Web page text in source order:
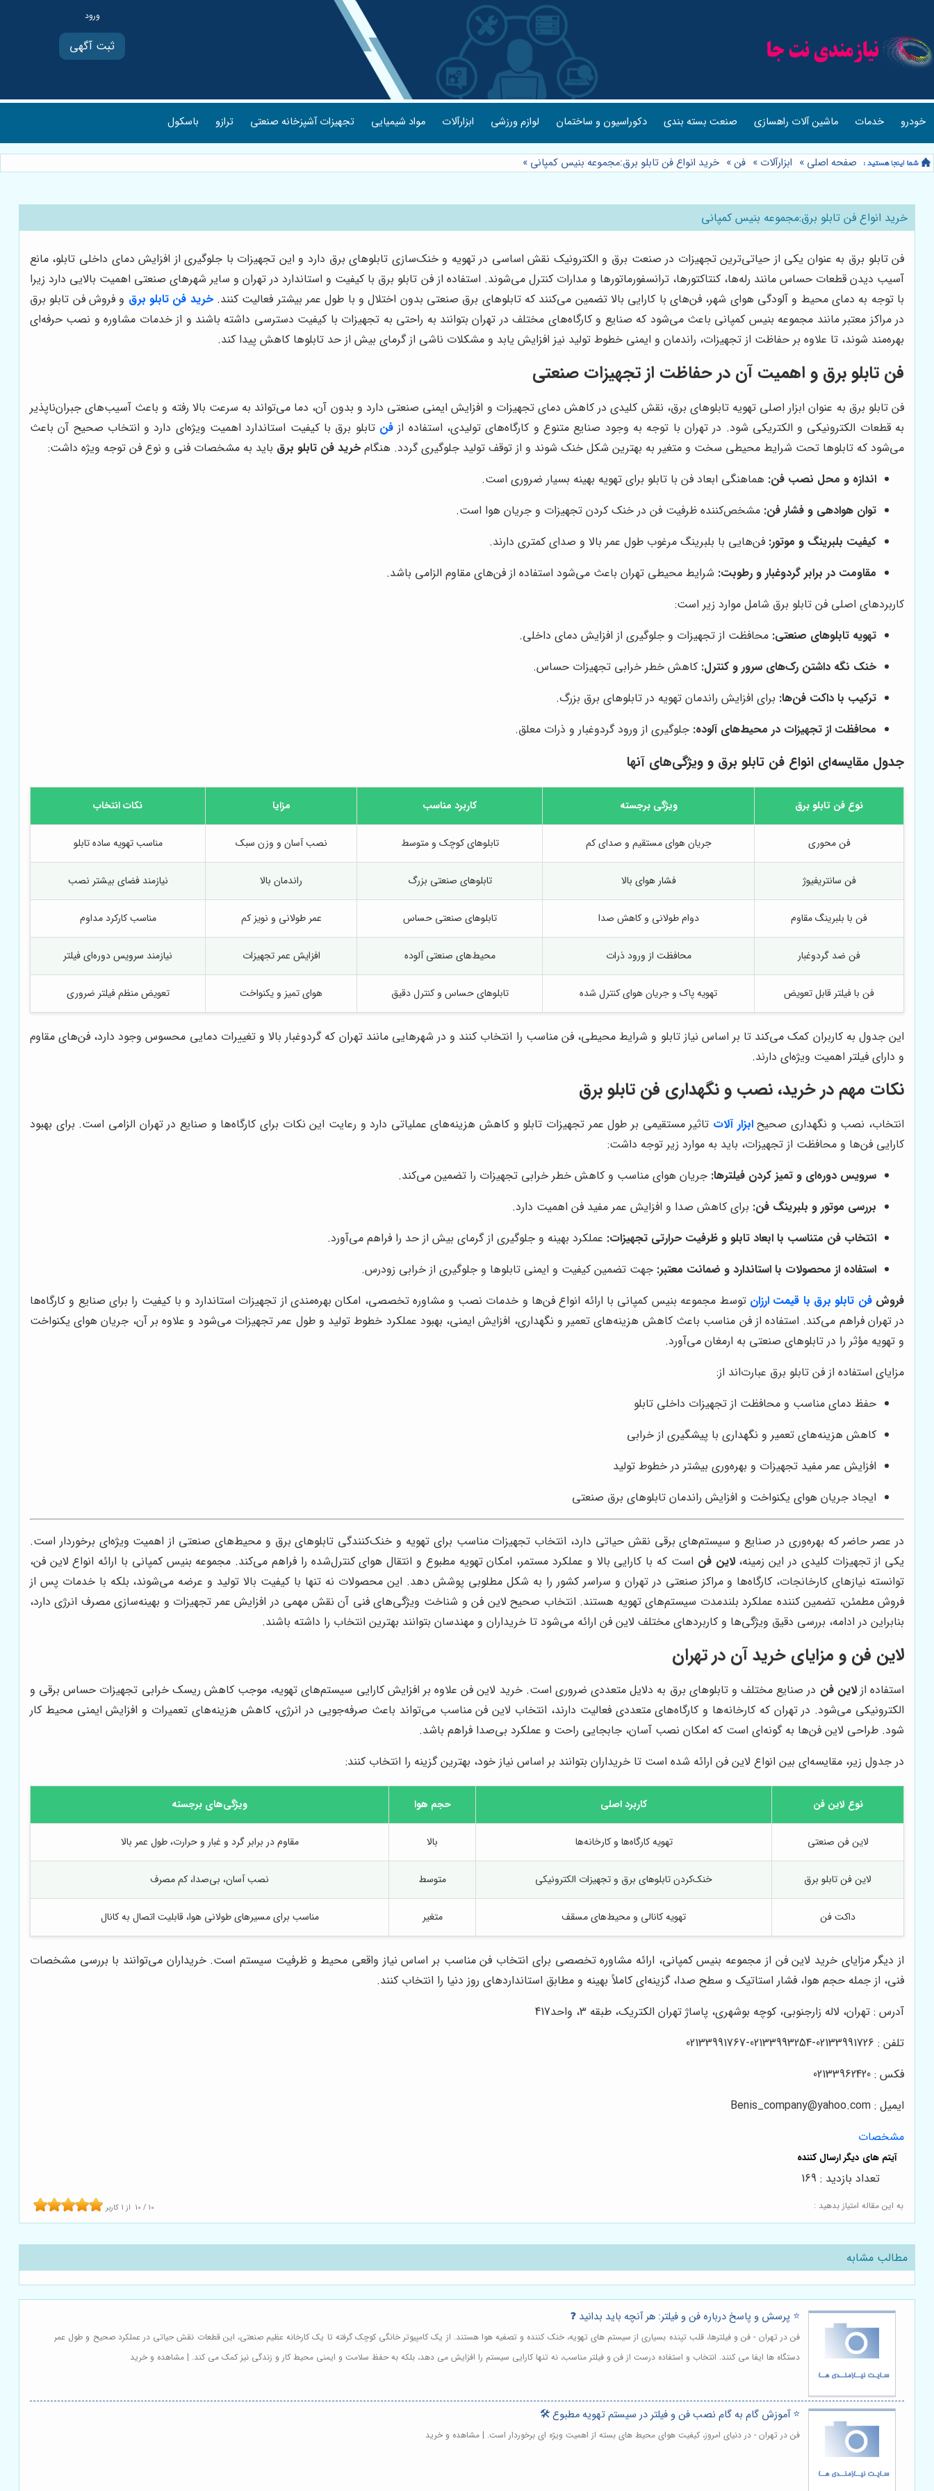
ثبت آگهی
خودرو خدمات ماشین آلات راهسازی صنعت بسته بندی دکوراسیون و ساختمان لوازم ورزشی ابزارآلات مواد شیمیایی تجهیزات آشپزخانه صنعتی ترازو باسکول
صفحه اصلی » ابزارآلات » فن» خرید انواع فن تابلو برق:مجموعه بنیس کمپانی »
خرید انواع فن تابلو برق:مجموعه بنیس کمپانی
فن تابلو برق به عنوان یکی از حیاتی‌ترین تجهیزات در صنعت برق و الکترونیک نقش اساسی در تهویه و خنک‌سازی تابلوهای برق دارد و این تجهیزات با جلوگیری از افزایش دمای داخلی تابلو، مانع
آسیب دیدن قطعات حساس مانند رله‌ها، کنتاکتورها، ترانسفورماتورها و مدارات کنترل می‌شوند. استفاده از فن تابلو برق با کیفیت و استاندارد در تهران و سایر شهرهای صنعتی اهمیت بالایی دارد زیرا
با توجه به دمای محیط و آلودگی هوای شهر، فن‌های با کارایی بالا تضمین می‌کنند که تابلوهای برق صنعتی بدون اختلال و با طول عمر بیشتر فعالیت کنند.خرید فن تابلو برق و فروش فن تابلو برق
در مراکز معتبر مانند مجموعه بنیس کمپانی باعث می‌شود که صنایع و کارگاه‌های مختلف در تهران بتوانند به راحتی به تجهیزات با کیفیت دسترسی داشته باشند و از خدمات مشاوره و نصب حرفه‌ای
بهره‌مند شوند، تا علاوه بر حفاظت از تجهیزات، راندمان و ایمنی خطوط تولید نیز افزایش یابد و مشکلات ناشی از گرمای بیش از حد تابلوها کاهش پیدا کند.
فن تابلو برق و اهمیت آن در حفاظت از تجهیزات صنعتی
فن تابلو برق به عنوان ابزار اصلی تهویه تابلوهای برق، نقش کلیدی در کاهش دمای تجهیزات و افزایش ایمنی صنعتی دارد و بدون آن، دما می‌تواند به سرعت بالا رفته و باعث آسیب‌های جبران‌ناپذیر
به قطعات الکترونیکی و الکتریکی شود. در تهران با توجه به وجود صنایع متنوع و کارگاه‌های تولیدی، استفاده از فن تابلو برق با کیفیت استاندارد اهمیت ویژه‌ای دارد و انتخاب صحیح آن باعث
می‌شود که تابلوها تحت شرایط محیطی سخت و متغیر به بهترین شکل خنک شوند و از توقف تولید جلوگیری گردد. هنگام خرید فن تابلو برق باید به مشخصات فنی و نوع فن توجه ویژه داشت:
اندازه و محل نصب فن: هماهنگی ابعاد فن با تابلو برای تهویه بهینه بسیار ضروری است.
توان هوادهی و فشار فن: مشخص‌کننده ظرفیت فن در خنک کردن تجهیزات و جریان هوا است.
کیفیت بلبرینگ و موتور: فن‌هایی با بلبرینگ مرغوب طول عمر بالا و صدای کمتری دارند.
مقاومت در برابر گردوغبار و رطوبت: شرایط محیطی تهران باعث می‌شود استفاده از فن‌های مقاوم الزامی باشد.
کاربردهای اصلی فن تابلو برق شامل موارد زیر است:
تهویه تابلوهای صنعتی: محافظت از تجهیزات و جلوگیری از افزایش دمای داخلی.
خنک نگه داشتن رک‌های سرور و کنترل: کاهش خطر خرابی تجهیزات حساس.
ترکیب با داکت فن‌ها: برای افزایش راندمان تهویه در تابلوهای برق بزرگ.
محافظت از تجهیزات در محیط‌های آلوده: جلوگیری از ورود گردوغبار و ذرات معلق.
جدول مقایسه‌ای انواع فن تابلو برق و ویژگی‌های آنها
نوع فن تابلو برق ویژگی برجسته کاربرد مناسب مزایا نکات انتخاب
فن محوری جریان هوای مستقیم و صدای کم تابلوهای کوچک و متوسط نصب آسان و وزن سبک مناسب تهویه ساده تابلو
فن سانتریفیوژ فشار هوای بالا تابلوهای صنعتی بزرگ راندمان بالا نیازمند فضای بیشتر نصب
فن با بلبرینگ مقاوم دوام طولانی و کاهش صدا تابلوهای صنعتی حساس عمر طولانی و نویز کم مناسب کارکرد مداوم
فن ضد گردوغبار محافظت از ورود ذرات محیط‌های صنعتی آلوده افزایش عمر تجهیزات نیازمند سرویس دوره‌ای فیلتر
فن با فیلتر قابل تعویض تهویه پاک و جریان هوای کنترل شده تابلوهای حساس و کنترل دقیق هوای تمیز و یکنواخت تعویض منظم فیلتر ضروری
این جدول به کاربران کمک می‌کند تا بر اساس نیاز تابلو و شرایط محیطی، فن مناسب را انتخاب کنند و در شهرهایی مانند تهران که گردوغبار بالا و تغییرات دمایی محسوس وجود دارد، فن‌های مقاوم
و دارای فیلتر اهمیت ویژه‌ای دارند.
نکات مهم در خرید، نصب و نگهداری فن تابلو برق
انتخاب، نصب و نگهداری صحیح ابزار آلات تاثیر مستقیمی بر طول عمر تجهیزات تابلو و کاهش هزینه‌های عملیاتی دارد و رعایت این نکات برای کارگاه‌ها و صنایع در تهران الزامی است. برای بهبود
کارایی فن‌ها و محافظت از تجهیزات، باید به موارد زیر توجه داشت:
سرویس دوره‌ای و تمیز کردن فیلترها: جریان هوای مناسب و کاهش خطر خرابی تجهیزات را تضمین می‌کند.
بررسی موتور و بلبرینگ فن: برای کاهش صدا و افزایش عمر مفید فن اهمیت دارد.
انتخاب فن متناسب با ابعاد تابلو و ظرفیت حرارتی تجهیزات: عملکرد بهینه و جلوگیری از گرمای بیش از حد را فراهم می‌آورد.
استفاده از محصولات با استاندارد و ضمانت معتبر: جهت تضمین کیفیت و ایمنی تابلوها و جلوگیری از خرابی زودرس.
فروشفن تابلو برق با قیمت ارزان توسط مجموعه بنیس کمپانی با ارائه انواع فن‌ها و خدمات نصب و مشاوره تخصصی، امکان بهره‌مندی از تجهیزات استاندارد و با کیفیت را برای صنایع و کارگاه‌ها
در تهران فراهم می‌کند. استفاده از فن مناسب باعث کاهش هزینه‌های تعمیر و نگهداری، افزایش ایمنی، بهبود عملکرد خطوط تولید و طول عمر تجهیزات می‌شود و علاوه بر آن، جریان هوای یکنواخت
و تهویه مؤثر را در تابلوهای صنعتی به ارمغان می‌آورد.
مزایای استفاده از فن تابلو برق عبارت‌اند از:
حفظ دمای مناسب و محافظت از تجهیزات داخلی تابلو
کاهش هزینه‌های تعمیر و نگهداری با پیشگیری از خرابی
افزایش عمر مفید تجهیزات و بهره‌وری بیشتر در خطوط تولید
ایجاد جریان هوای یکنواخت و افزایش راندمان تابلوهای برق صنعتی
در عصر حاضر که بهره‌وری در صنایع و سیستم‌های برقی نقش حیاتی دارد، انتخاب تجهیزات مناسب برای تهویه و خنک‌کنندگی تابلوهای برق و محیط‌های صنعتی از اهمیت ویژه‌ای برخوردار است.
یکی از تجهیزات کلیدی در این زمینه، لاین فن است که با کارایی بالا و عملکرد مستمر، امکان تهویه مطبوع و انتقال هوای کنترل‌شده را فراهم می‌کند. مجموعه بنیس کمپانی با ارائه انواع لاین فن،
توانسته نیازهای کارخانجات، کارگاه‌ها و مراکز صنعتی در تهران و سراسر کشور را به شکل مطلوبی پوشش دهد. این محصولات نه تنها با کیفیت بالا تولید و عرضه می‌شوند، بلکه با خدمات پس از
فروش مطمئن، تضمین کننده عملکرد بلندمدت سیستم‌های تهویه هستند. انتخاب صحیح لاین فن و شناخت ویژگی‌های فنی آن نقش مهمی در افزایش عمر تجهیزات و بهینه‌سازی مصرف انرژی دارد،
بنابراین در ادامه، بررسی دقیق ویژگی‌ها و کاربردهای مختلف لاین فن ارائه می‌شود تا خریداران و مهندسان بتوانند بهترین انتخاب را داشته باشند.
لاین فن و مزایای خرید آن در تهران
استفاده از لاین فن در صنایع مختلف و تابلوهای برق به دلایل متعددی ضروری است. خرید لاین فن علاوه بر افزایش کارایی سیستم‌های تهویه، موجب کاهش ریسک خرابی تجهیزات حساس برقی و
الکترونیکی می‌شود. در تهران که کارخانه‌ها و کارگاه‌های متعددی فعالیت دارند، انتخاب لاین فن مناسب می‌تواند باعث صرفه‌جویی در انرژی، کاهش هزینه‌های تعمیرات و افزایش ایمنی محیط کار
شود. طراحی لاین فن‌ها به گونه‌ای است که امکان نصب آسان، جابجایی راحت و عملکرد بی‌صدا فراهم باشد.
در جدول زیر، مقایسه‌ای بین انواع لاین فن ارائه شده است تا خریداران بتوانند بر اساس نیاز خود، بهترین گزینه را انتخاب کنند:
نوع لاین فن کاربرد اصلی حجم هوا ویژگی‌های برجسته
لاین فن صنعتی تهویه کارگاه‌ها و کارخانه‌ها بالا مقاوم در برابر گرد و غبار و حرارت، طول عمر بالا
لاین فن تابلو برق خنک‌کردن تابلوهای برق و تجهیزات الکترونیکی متوسط نصب آسان، بی‌صدا، کم مصرف
داکت فن تهویه کانالی و محیط‌های مسقف متغیر مناسب برای مسیرهای طولانی هوا، قابلیت اتصال به کانال
از دیگر مزایای خرید لاین فن از مجموعه بنیس کمپانی، ارائه مشاوره تخصصی برای انتخاب فن مناسب بر اساس نیاز واقعی محیط و ظرفیت سیستم است. خریداران می‌توانند با بررسی مشخصات
فنی، از جمله حجم هوا، فشار استاتیک و سطح صدا، گزینه‌ای کاملاً بهینه و مطابق استانداردهای روز دنیا را انتخاب کنند.
آدرس : تهران، لاله زارجنوبی، کوچه بوشهری، پاساژ تهران الکتریک، طبقه 3، واحد417
تلفن : 02133991726-02133993254-02133991767
فکس : 02133962420
ایمیل : Benis_company@yahoo.com
مشخصات
به این مقاله امتیاز بدهید : 10 / 10 از 1 کاربر
تعداد بازدید : 169
مطالب مشابه
⭐️ پرسش و پاسخ درباره فن و فیلتر: هر آنچه باید بدانید ❓
فن در تهران - فن و فیلترها، قلب تپنده بسیاری از سیستم های تهویه، خنک کننده و تصفیه هوا هستند. از یک کامپیوتر خانگی کوچک گرفته تا یک کارخانه عظیم صنعتی، این قطعات نقش حیاتی در عملکرد صحیح و طول عمر
دستگاه ها ایفا می کنند. انتخاب و استفاده درست از فن و فیلتر مناسب، نه تنها کارایی سیستم را افزایش می دهد، بلکه به حفظ سلامت و ایمنی محیط کار و زندگی نیز کمک می کند. | مشاهده و خرید
⭐️ آموزش گام به گام نصب فن و فیلتر در سیستم تهویه مطبوع 🛠️
فن در تهران - در دنیای امروز، کیفیت هوای محیط های بسته از اهمیت ویژه ای برخوردار است. | مشاهده و خرید